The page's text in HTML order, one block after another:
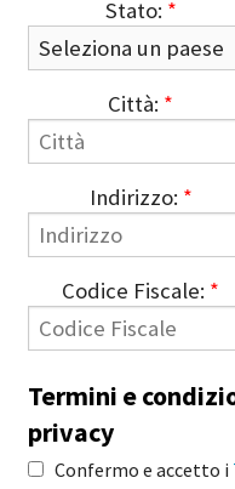
Stato: *
Città: *
Indirizzo: *
Codice Fiscale: *
Termini e
privacy
Confermo e accetto i